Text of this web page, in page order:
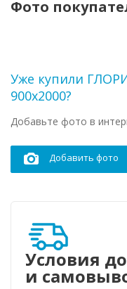
Фото
Уже купили
900х2000?
Добавьте фото в
Добавить фото
Условия
и